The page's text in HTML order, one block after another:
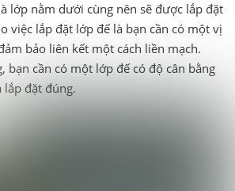
lớp nằm dưới cùng nên sẽ được lắp đặt
việc lắp đặt lớp đế là bạn cần có một vị
bảo liên kết một cách liền mạch.
bạn cần có một lớp đế có độ cân bằng
đặt đúng.